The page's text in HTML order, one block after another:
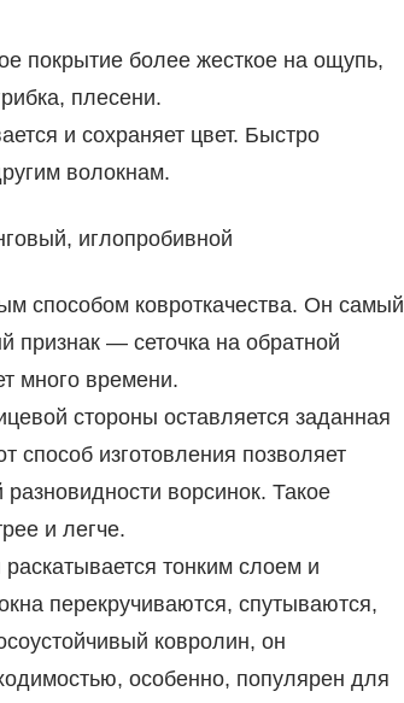
покрытие более жесткое на ощупь,
плесени.
и сохраняет цвет. Быстро
волокнам.
иглопробивной
способом ковроткачества. Он самый
признак — сеточка на обратной
много времени.
стороны оставляется заданная
способ изготовления позволяет
ворсинок. Такое
и легче.
тонким слоем и
перекручиваются, спутываются,
ковролин, он
особенно, популярен для